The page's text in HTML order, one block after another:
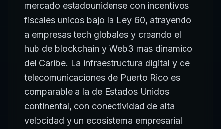
mercado estadounidense con incentivos
fiscales unicos bajo la Ley 60, atrayendo
a empresas tech globales y creando el
hub de blockchain y Web3 mas dinamico
del Caribe. La infraestructura digital y de
telecomunicaciones de Puerto Rico es
comparable a la de Estados Unidos
continental, con conectividad de alta
velocidad y un ecosistema empresarial